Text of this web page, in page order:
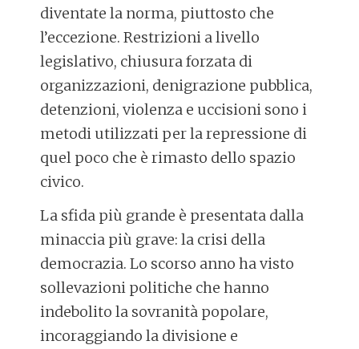
diventate la norma, piuttosto che
l’eccezione. Restrizioni a livello
legislativo, chiusura forzata di
organizzazioni, denigrazione pubblica,
detenzioni, violenza e uccisioni sono i
metodi utilizzati per la repressione di
quel poco che è rimasto dello spazio
civico.
La sfida più grande è presentata dalla
minaccia più grave: la crisi della
democrazia. Lo scorso anno ha visto
sollevazioni politiche che hanno
indebolito la sovranità popolare,
incoraggiando la divisione e